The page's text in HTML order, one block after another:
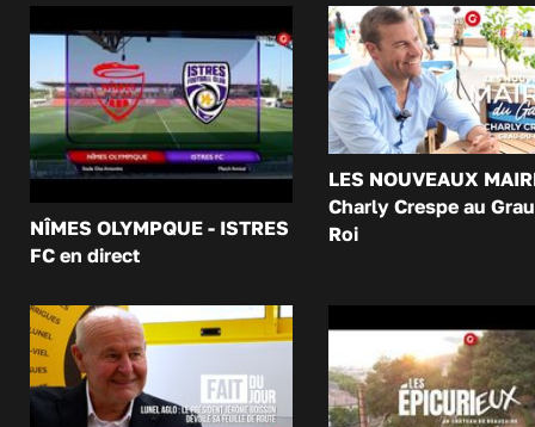
NÎMES OLYMPQUE - ISTRES
FC en direct
LES NOUVEAUX
Charly Crespe au
Roi